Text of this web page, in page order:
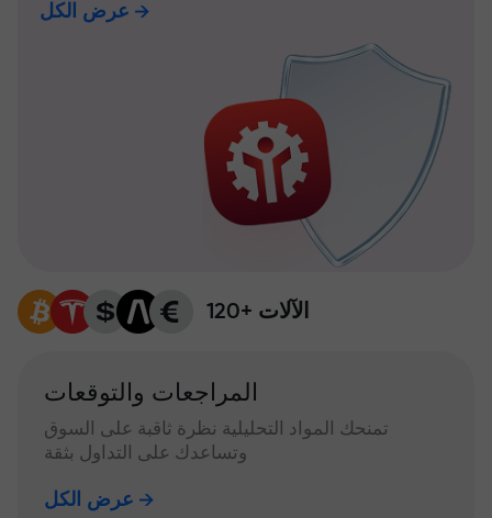
عرض الكل
120+ الآلات
المراجعات والتوقعات
تمنحك المواد التحليلية نظرة ثاقبة على السوق
وتساعدك على التداول بثقة
عرض الكل